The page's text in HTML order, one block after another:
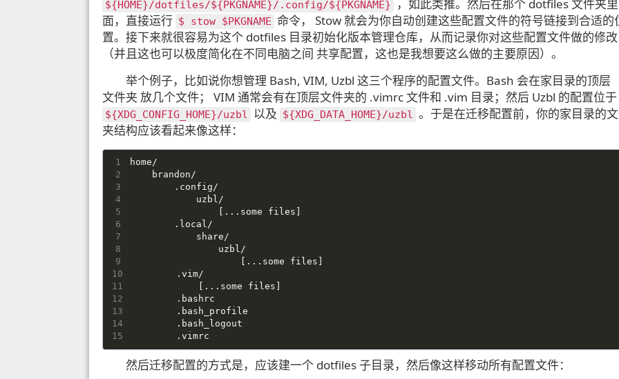
${HOME}/​dotfiles/​${PKGNAME}/​.config/​${PKGNAME}
，如此类推。然后在那个 dotfiles 文件夹里
面，直接运行 $ stow $PKGNAME 命令， Stow 就会为你自动创建这些配置文件的符号链接到合适的
置。接下来就很容易为这个 dotfiles 目录初始化版本管理仓库，从而记录你对这些配置文件做的修改
（并且这也可以极度简化在不同电脑之间 共享配置，这也是我想要这么做的主要原因）。
举个例子，比如说你想管理 Bash, VIM, Uzbl 这三个程序的配置文件。Bash 会在家目录的顶层
文件夹 放几个文件； VIM 通常会有在顶层文件夹的 .vimrc 文件和 .vim 目录；然后 Uzbl 的配置位于
${XDG_CONFIG_HOME}/​uzbl 以及 ${XDG_DATA_HOME}/​uzbl
。于是在迁移配置前，你的家目录的
夹结构应该看起来像这样：
home/
    brandon/
        .config/
            uzbl/
                [...some files]
        .local/
            share/
                uzbl/
                    [...some files]
        .vim/
            [...some files]
        .bashrc
        .bash_profile
        .bash_logout
        .vimrc
然后迁移配置的方式是，应该建一个 dotfiles 子目录，然后像这样移动所有配置文件：